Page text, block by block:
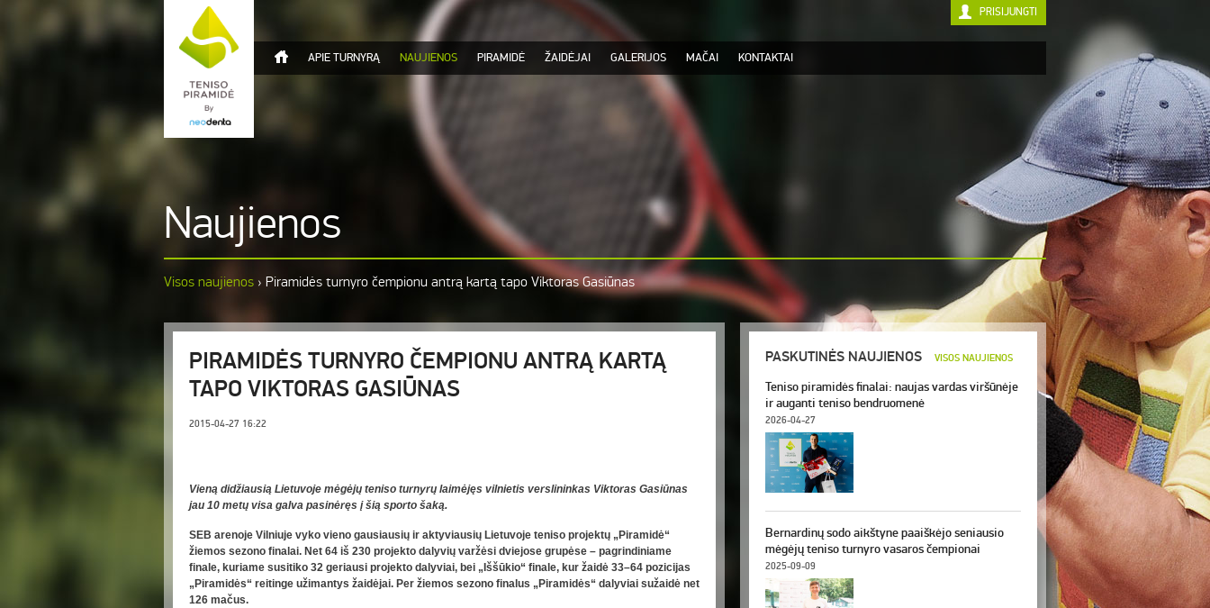
APIE TURNYRĄ NAUJIENOS PIRAMIDĖ ŽAIDĖJAI GALERIJOS MAČAI KONTAKTAI
PRISIJUNGTI
Naujienos
Visos naujienos › Piramidės turnyro čempionu antrą kartą tapo Viktoras Gasiūnas
PIRAMIDĖS TURNYRO ČEMPIONU ANTRĄ KARTĄ
TAPO VIKTORAS GASIŪNAS
2015-04-27 16:22
Vieną didžiausią Lietuvoje mėgėjų teniso turnyrų laimėjęs vilnietis verslininkas Viktoras Gasiūnas
jau 10 metų visa galva pasinėręs į šią sporto šaką.
SEB arenoje Vilniuje vyko vieno gausiausių ir aktyviausių Lietuvoje teniso projektų „Piramidė“
žiemos sezono finalai. Net 64 iš 230 projekto dalyvių varžėsi dviejose grupėse – pagrindiniame
finale, kuriame susitiko 32 geriausi projekto dalyviai, bei „Iššūkio“ finale, kur žaidė 33–64 pozicijas
„Piramidės“ reitinge užimantys žaidėjai. Per žiemos sezono finalus „Piramidės“ dalyviai sužaidė net
126 mačus.
PASKUTINĖS NAUJIENOS VISOS NAUJIENOS
Teniso piramidės finalai: naujas vardas viršūnėje
ir auganti teniso bendruomenė
2026-04-27
Bernardinų sodo aikštyne paaiškėjo seniausio
mėgėjų teniso turnyro vasaros čempionai
2025-09-09